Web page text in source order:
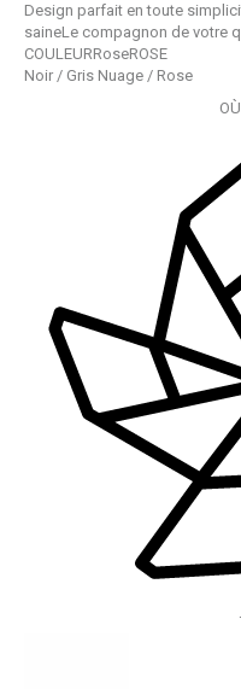
Design parfait en toute
saineLe compagnon de votre
COULEURRoseROSE
Noir / Gris Nuage / Rose